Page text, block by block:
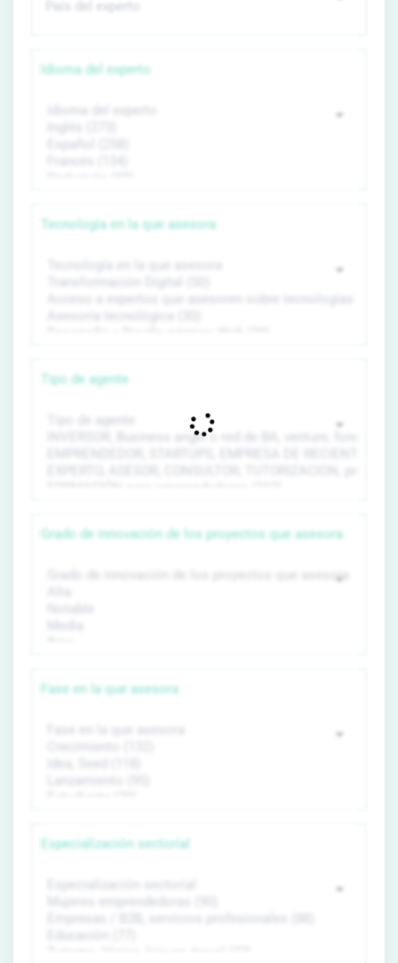
Idioma del experto
Tecnología en la que asesora
Tipo de agente
Grado de innovación de los proyectos que asesora
Fase en la que asesora
Especialización sectorial